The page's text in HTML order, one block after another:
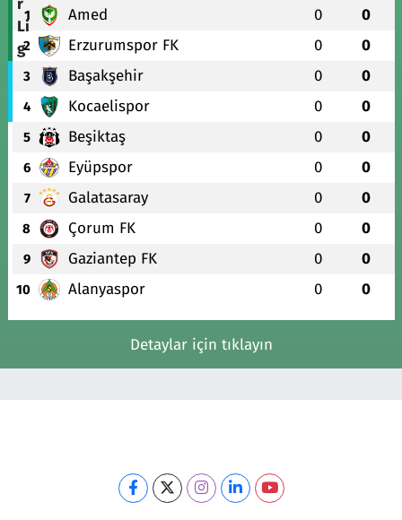
1 Amed 0 0
2 Erzurumspor FK 0 0
3 Başakşehir 0 0
4 Kocaelispor 0 0
5 Beşiktaş 0 0
6 Eyüpspor 0 0
7 Galatasaray 0 0
8 Çorum FK 0 0
9 Gaziantep FK 0 0
10 Alanyaspor 0 0
Detaylar için tıklayın